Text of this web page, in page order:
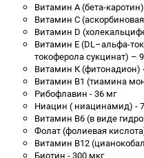
Витамин А (бета-
Витамин С
Витамин D
Витамин Е (DL–альфа-
токоферола сукцинат) –
Витамин К (фитонадион)
Витамин В1 (тиамина
Рибофлавин - 36 мг
Ниацин ( ниацинамид) -
Витамин В6 (в виде
Фолат (фолиевая
Витамин В12
Биотин - 300 мкг